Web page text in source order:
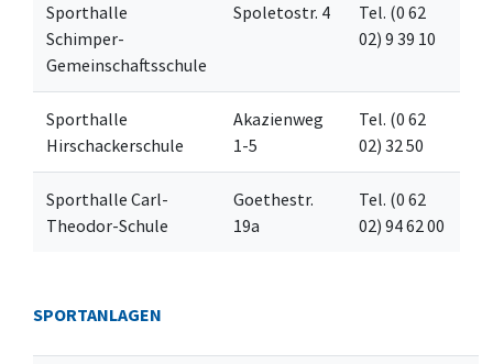
Sporthalle
Schimper-
Gemeinschaftsschule
Spoletostr. 4
Tel. (0 62
02) 9 39 10
Sporthalle
Hirschackerschule
Akazienweg
1-5
Tel. (0 62
02) 32 50
Sporthalle Carl-
Theodor-Schule
Goethestr.
19a
Tel. (0 62
02) 94 62 00
SPORTANLAGEN